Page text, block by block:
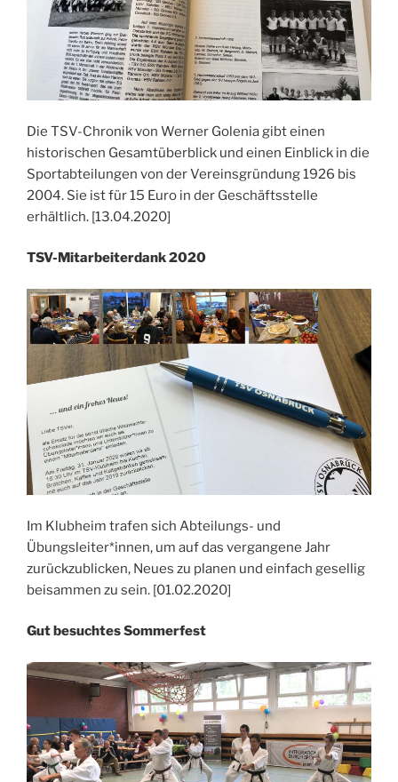
Die TSV-Chronik von Werner Golenia gibt einen
historischen Gesamtüberblick und einen Einblick in die
Sportabteilungen von der Vereinsgründung 1926 bis
2004. Sie ist für 15 Euro in der Geschäftsstelle
erhältlich. [13.04.2020]
TSV-Mitarbeiterdank 2020
Im Klubheim trafen sich Abteilungs- und
Übungsleiter*innen, um auf das vergangene Jahr
zurückzublicken, Neues zu planen und einfach gesellig
beisammen zu sein. [01.02.2020]
Gut besuchtes Sommerfest